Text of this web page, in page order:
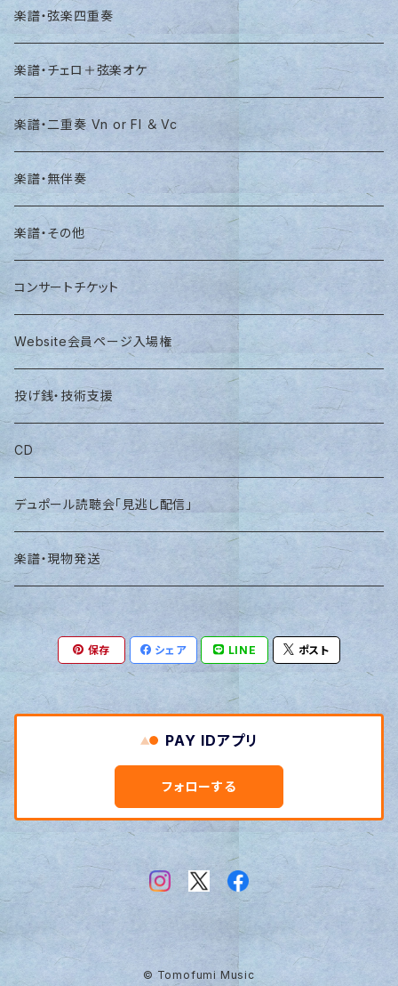
楽譜・チェロ四重奏・バロック/古典作品
楽譜・チェロ四重奏・ロマン派作品
楽譜・チェロ四重奏・その他
楽譜・弦楽四重奏
楽譜・チェロ＋弦楽オケ
楽譜・二重奏 Vn or Fl ＆ Vc
楽譜・無伴奏
楽譜・その他
コンサートチケット
Website会員ページ入場権
投げ銭・技術支援
CD
デュポール読聴会「見逃し配信」
楽譜・現物発送
保存 シェア LINE ポスト
PAY IDアプリ
フォローする
© Tomofumi Music